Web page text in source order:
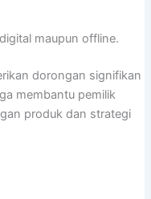
maupun offline.
dorongan signifikan
membantu pemilik
produk dan strategi